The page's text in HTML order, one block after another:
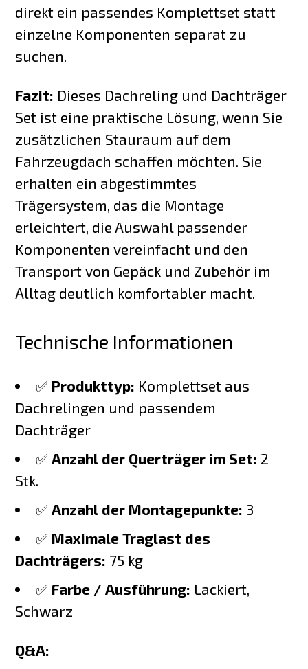
direkt ein passendes Komplettset statt
einzelne Komponenten separat zu
suchen.
Fazit: Dieses Dachreling und Dachträger
Set ist eine praktische Lösung, wenn Sie
zusätzlichen Stauraum auf dem
Fahrzeugdach schaffen möchten. Sie
erhalten ein abgestimmtes
Trägersystem, das die Montage
erleichtert, die Auswahl passender
Komponenten vereinfacht und den
Transport von Gepäck und Zubehör im
Alltag deutlich komfortabler macht.
Technische Informationen
✅ Produkttyp: Komplettset aus
Dachrelingen und passendem
Dachträger
✅ Anzahl der Querträger im Set: 2
Stk.
✅ Anzahl der Montagepunkte: 3
✅ Maximale Traglast des
Dachträgers: 75 kg
✅ Farbe / Ausführung: Lackiert,
Schwarz
Q&A: